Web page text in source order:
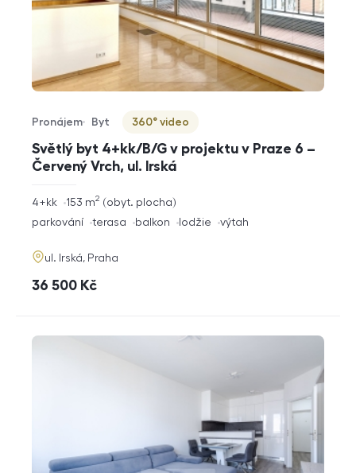
Světlý byt 4+kk/B/G v projektu v Praze 6 –
Červený Vrch, ul. Irská
Typ nabídky
Pronájem
Typ nemovitosti
Byt
Virtuální prohlídka
360° video
rozměry
dispozice
4+kk obyt. plocha
153 m2
funkce
parkování terasa balkon lodžie výtah
adresa
ul. Irská, Praha
cena
36 500 Kč